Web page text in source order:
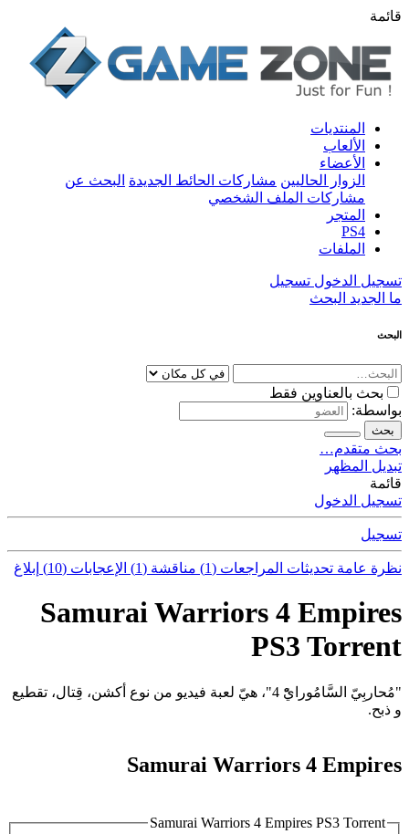
قائمة
المنتديات
الألعاب
الأعضاء
الزوار الحاليين مشاركات الحائط الجديدة البحث عن
مشاركات الملف الشخصي
المتجر
PS4
الملفات
تسجيل الدخول تسجيل
ما الجديد البحث
البحث
بحث بالعناوين فقط
بواسطة:
بحث
بحث متقدم…
تبديل المظهر
قائمة
تسجيل الدخول
تسجيل
نظرة عامة تحديثات المراجعات (1) مناقشة (1) الإعجابات (10) إبلاغ
Samurai Warriors 4 Empires
PS3 Torrent
"مُحاربِيّ السَّامُورايّْ 4"، هيّ لعبة فيديو من نوع أكشن، قِتال، تقطيع
و ذبح.
Samurai Warriors 4 Empires
Samurai Warriors 4 Empires PS3 Torrent